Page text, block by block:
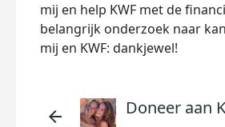
mij en help KWF met de
belangrijk onderzoek naar
mij en KWF: dankjewel!
arrow_back Doneer aan